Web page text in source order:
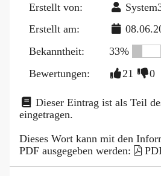
Erstellt von:
Erstellt am:
Bekanntheit:
33%
Bewertungen:
21 0
Dieser Eintrag ist als Teil
eingetragen.
Dieses Wort kann mit den
PDF ausgegeben werden: